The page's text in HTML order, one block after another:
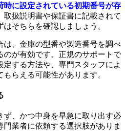
時に設定されている初期番号が存
取扱説明書や保証書に記載されて
そちらを確認しましょう。
は、金庫の型番や製造番号を調べ
のが有効です。正規のサポートで
定する方法や、専門スタッフによ
らえる可能性があります。
ず、かつ中身を早急に取り出す必
業者に依頼する選択肢がありま